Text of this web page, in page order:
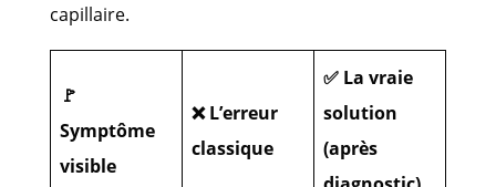
capillaire.
🚩
Symptôme
visible
❌ L’erreur
classique
✅ La vraie
solution
(après